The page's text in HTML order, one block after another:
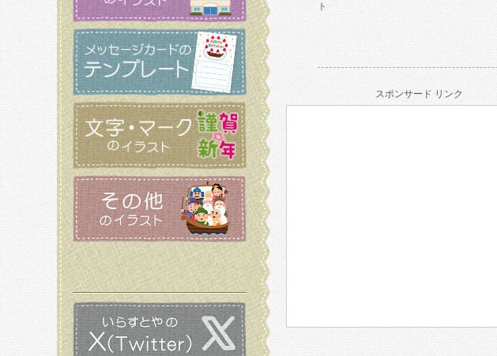
ト
スポンサード リンク